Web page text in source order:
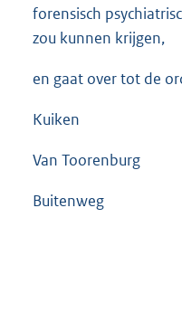
forensisch
zou kunnen krijgen,
en gaat over tot de
Kuiken
Van Toorenburg
Buitenweg